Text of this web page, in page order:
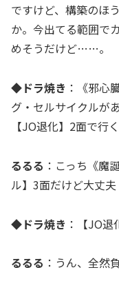
ですけど、構築のほ
か。今出てる範囲で
めそうだけど……。
◆ドラ焼き ：《邪心
グ・セルサイクルが
【JO退化】2面で行く
るるる ：こっち《魔
ル】3面だけど大丈夫
◆ドラ焼き ：【JO退
るるる ：うん、全然